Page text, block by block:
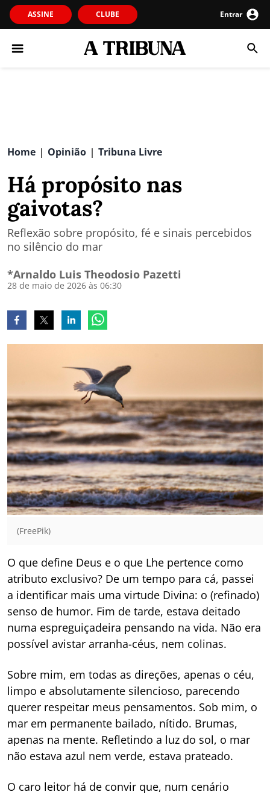
ASSINE CLUBE Entrar
Home | Opinião | Tribuna Livre
Há propósito nas
gaivotas?
Reflexão sobre propósito, fé e sinais percebidos
no silêncio do mar
*Arnaldo Luis Theodosio Pazetti
28 de maio de 2026 às 06:30
(FreePik)
O que define Deus e o que Lhe pertence como
atributo exclusivo? De um tempo para cá, passei
a identificar mais uma virtude Divina: o (refinado)
senso de humor. Fim de tarde, estava deitado
numa espreguiçadeira pensando na vida. Não era
possível avistar arranha-céus, nem colinas.
Sobre mim, em todas as direções, apenas o céu,
limpo e absolutamente silencioso, parecendo
querer respeitar meus pensamentos. Sob mim, o
mar em permanente bailado, nítido. Brumas,
apenas na mente. Refletindo a luz do sol, o mar
não estava azul nem verde, estava prateado.
O caro leitor há de convir que, num cenário